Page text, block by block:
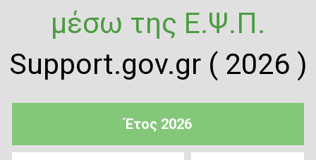
Έτος 2026
μέσω της Ε.Ψ.Π.
Support.gov.gr ( 2026 )